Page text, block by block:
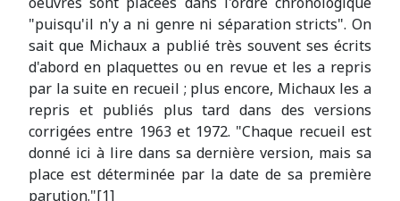
"puisqu'il n'y a ni genre ni séparation stricts". On
sait que Michaux a publié très souvent ses écrits
d'abord en plaquettes ou en revue et les a repris
par la suite en recueil ; plus encore, Michaux les a
repris et publiés plus tard dans des versions
corrigées entre 1963 et 1972. "Chaque recueil est
donné ici à lire dans sa dernière version, mais sa
place est déterminée par la date de sa première
parution."[1]